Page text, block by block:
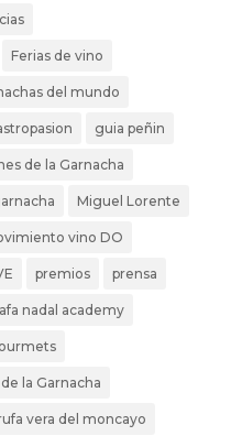
Ferias de vino
del mundo
guia peñin
de la Garnacha
Miguel Lorente
vino DO
premios prensa
nadal academy
la Garnacha
vera del moncayo